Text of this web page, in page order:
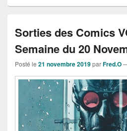
Sorties des Comics
Semaine du 20
Posté le 21 novembre 2019parFred.O